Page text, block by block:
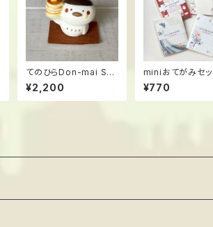
てのひらDon-mai Sw
eets! ＊パンケーキ
ハンドメイドフィギュア
ススメ隊長
¥2,200
miniおてがみセッ
スメ隊長
¥770